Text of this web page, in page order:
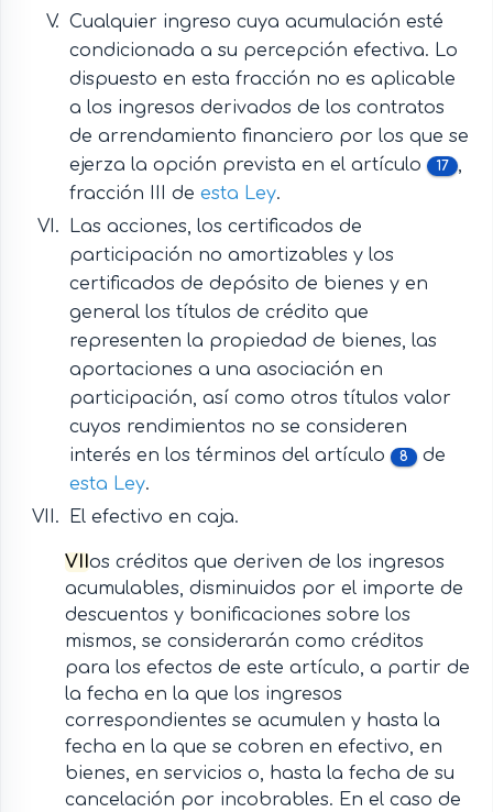
Cualquier ingreso cuya acumulación esté
condicionada a su percepción efectiva. Lo
dispuesto en esta fracción no es aplicable
a los ingresos derivados de los contratos
de arrendamiento financiero por los que se
ejerza la opción prevista en el artículo
17 ,
fracción III de esta Ley.
Las acciones, los certificados de
participación no amortizables y los
certificados de depósito de bienes y en
general los títulos de crédito que
representen la propiedad de bienes, las
aportaciones a una asociación en
participación, así como otros títulos valor
cuyos rendimientos no se consideren
interés en los términos del artículo
8
de
esta Ley.
El efectivo en caja.
VIIos créditos que deriven de los ingresos
acumulables, disminuidos por el importe de
descuentos y bonificaciones sobre los
mismos, se considerarán como créditos
para los efectos de este artículo, a partir de
la fecha en la que los ingresos
correspondientes se acumulen y hasta la
fecha en la que se cobren en efectivo, en
bienes, en servicios o, hasta la fecha de su
cancelación por incobrables. En el caso de